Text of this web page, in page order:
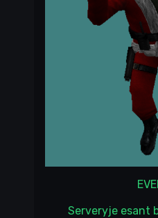
Serveryje esant